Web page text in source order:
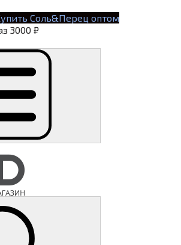
Соль&Перец оптом
3000 ₽